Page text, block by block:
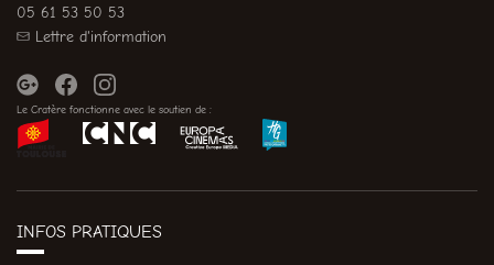
05 61 53 50 53
Lettre d'information
Le Cratère fonctionne avec le soutien de :
INFOS PRATIQUES